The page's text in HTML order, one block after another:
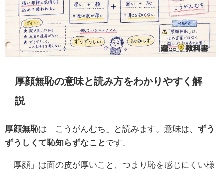
厚顔無恥の意味と読み方をわかりやすく解
説
厚顔無恥は「こうがんむち」と読みます。意味は、 ずう
ずうしくて恥知らずなこと です。
「厚顔」は面の皮が厚いこと、つまり恥を感じにくい様